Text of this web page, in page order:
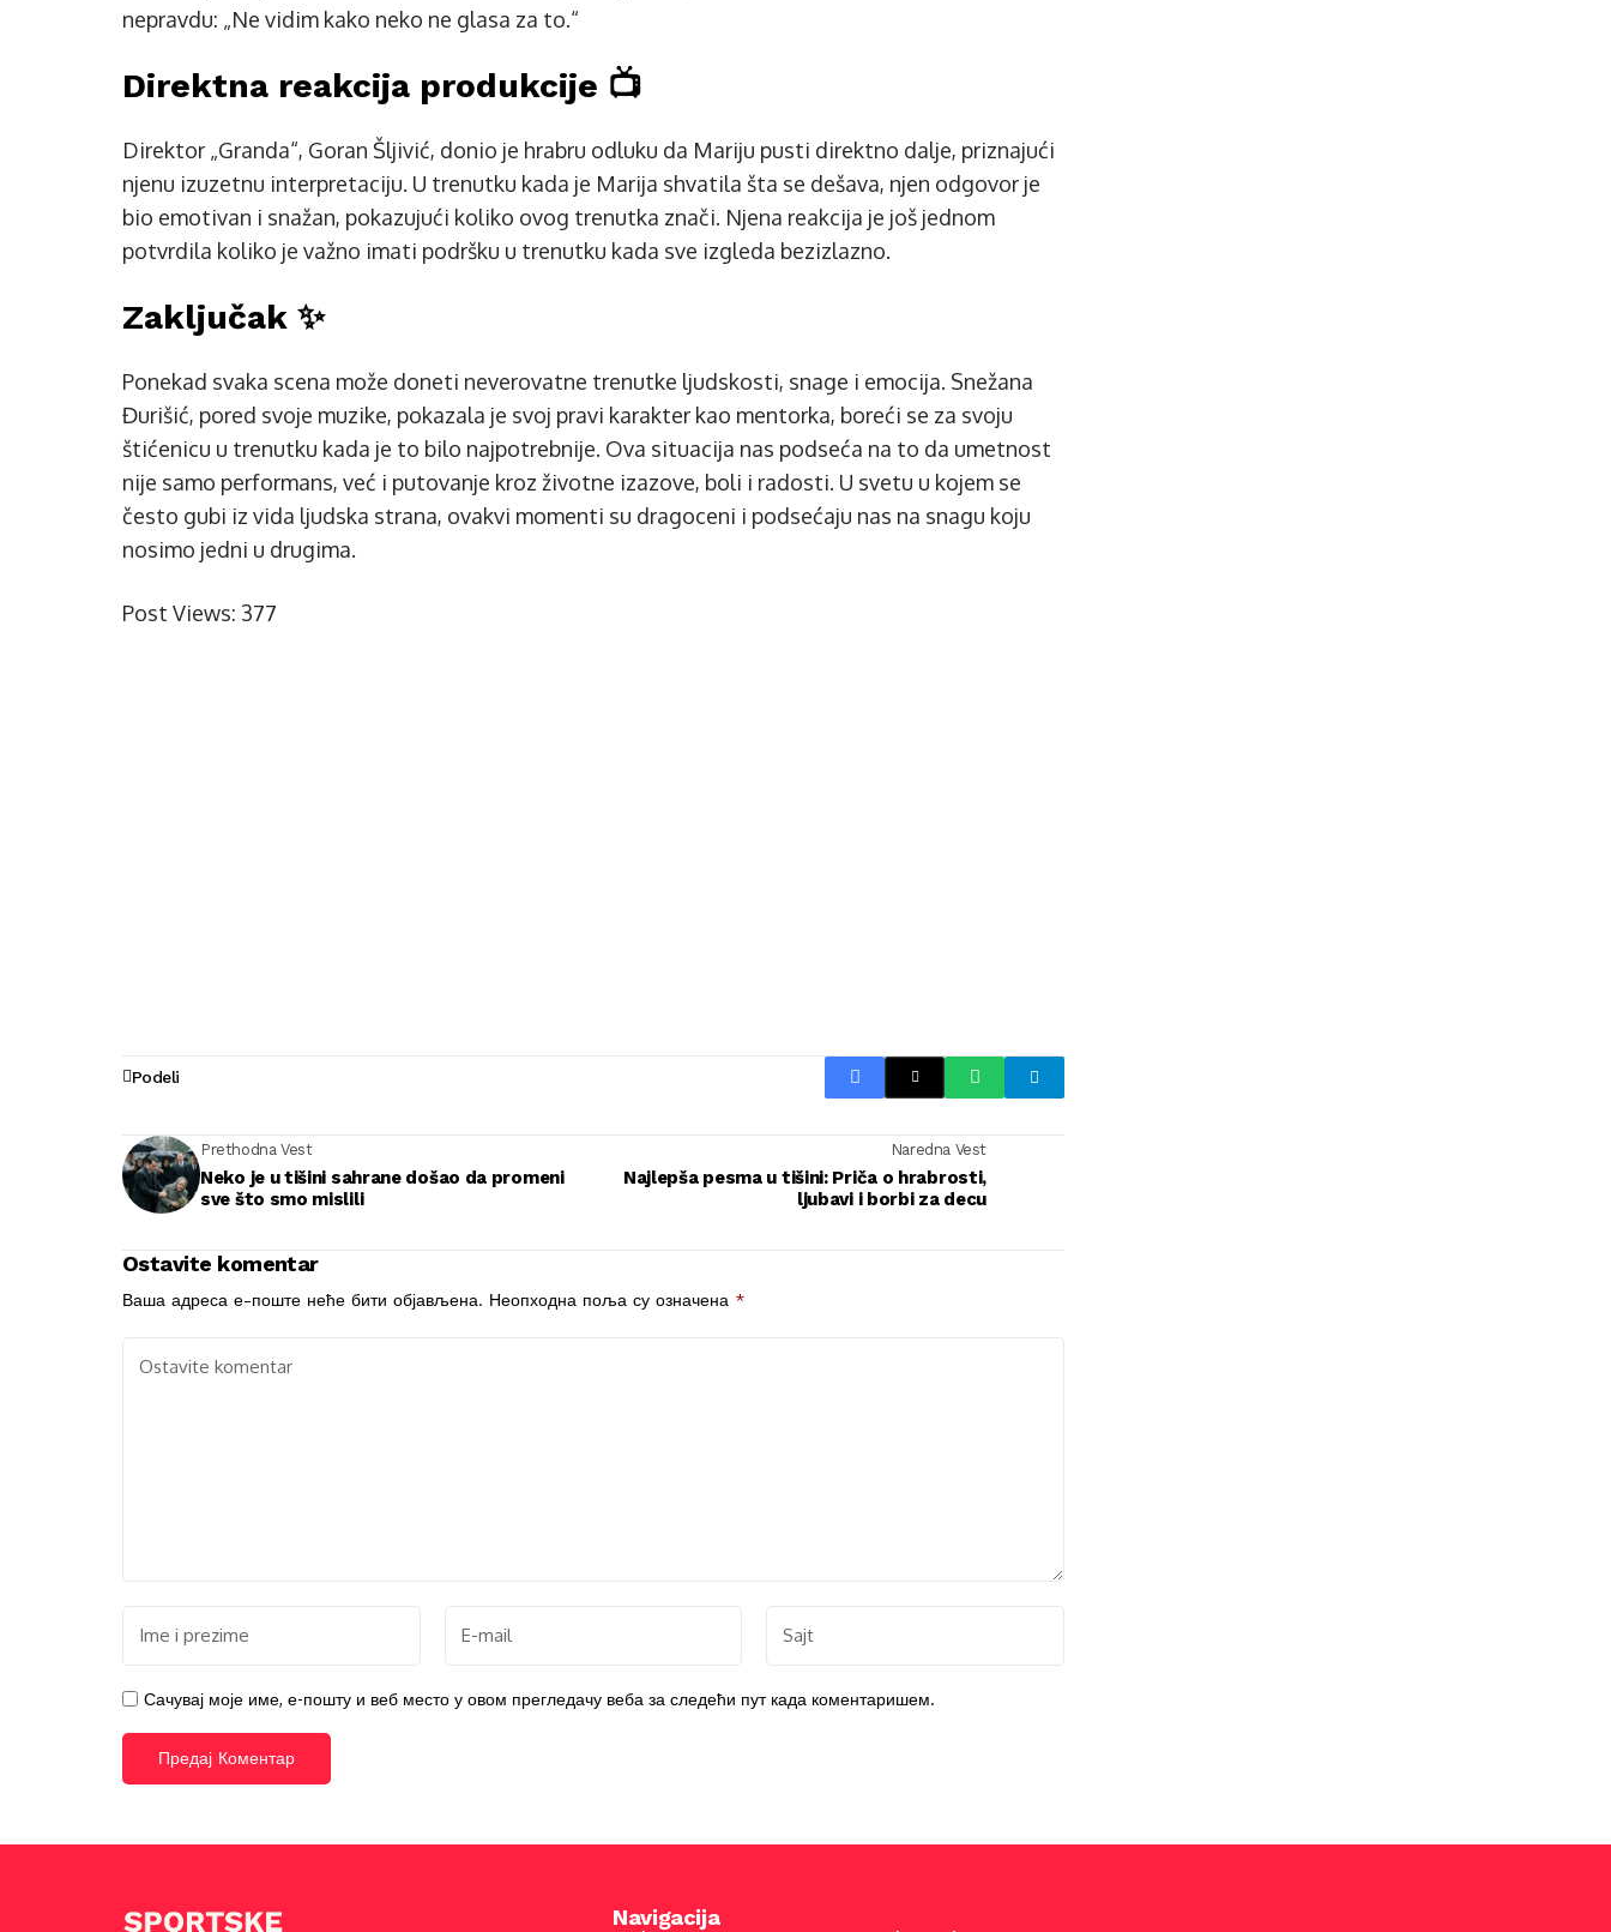
nepravdu: „Ne vidim kako neko ne glasa za to.“
Direktna reakcija produkcije 📺
Direktor „Granda“, Goran Šljivić, donio je hrabru odluku da Mariju pusti direktno dalje, priznajući
njenu izuzetnu interpretaciju. U trenutku kada je Marija shvatila šta se dešava, njen odgovor je
bio emotivan i snažan, pokazujući koliko ovog trenutka znači. Njena reakcija je još jednom
potvrdila koliko je važno imati podršku u trenutku kada sve izgleda bezizlazno.
Zaključak ✨
Ponekad svaka scena može doneti neverovatne trenutke ljudskosti, snage i emocija. Snežana
Đurišić, pored svoje muzike, pokazala je svoj pravi karakter kao mentorka, boreći se za svoju
štićenicu u trenutku kada je to bilo najpotrebnije. Ova situacija nas podseća na to da umetnost
nije samo performans, već i putovanje kroz životne izazove, boli i radosti. U svetu u kojem se
često gubi iz vida ljudska strana, ovakvi momenti su dragoceni i podsećaju nas na snagu koju
nosimo jedni u drugima.
Post Views: 377
Podeli
Prethodna Vest
Neko je u tišini sahrane došao da promeni
sve što smo mislili
Naredna Vest
Najlepša pesma u tišini: Priča o hrabrosti,
ljubavi i borbi za decu
Ostavite komentar
Ваша адреса е-поште неће бити објављена. Неопходна поља су означена *
Сачувај моје име, е-пошту и веб место у овом прегледачу веба за следећи пут када коментаришем.
Navigacija